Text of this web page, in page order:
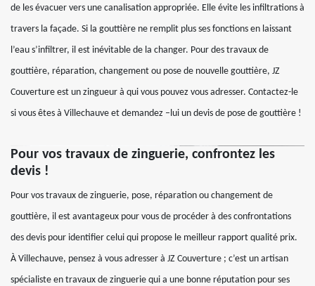
de les évacuer vers une canalisation appropriée. Elle évite les infiltrations à
travers la façade. Si la gouttière ne remplit plus ses fonctions en laissant
l’eau s’infiltrer, il est inévitable de la changer. Pour des travaux de
gouttière, réparation, changement ou pose de nouvelle gouttière, JZ
Couverture est un zingueur à qui vous pouvez vous adresser. Contactez-le
si vous êtes à Villechauve et demandez –lui un devis de pose de gouttière !
Pour vos travaux de zinguerie, confrontez les
devis !
Pour vos travaux de zinguerie, pose, réparation ou changement de
gouttière, il est avantageux pour vous de procéder à des confrontations
des devis pour identifier celui qui propose le meilleur rapport qualité prix.
À Villechauve, pensez à vous adresser à JZ Couverture ; c’est un artisan
spécialiste en travaux de zinguerie qui a une bonne réputation pour ses